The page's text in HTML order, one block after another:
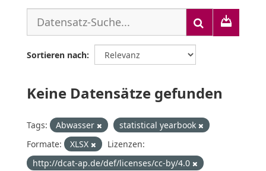
Sortieren nach
Keine Datensätze gefunden
Tags: Abwasser
statistical yearbook
Formate:
XLSX
Lizenzen:
http://dcat-ap.de/def/licenses/cc-by/4.0